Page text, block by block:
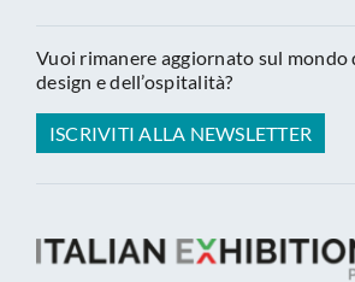
Vuoi rimanere aggiornato sul mondo
design e dell’ospitalità?
ISCRIVITI ALLA NEWSLETTER